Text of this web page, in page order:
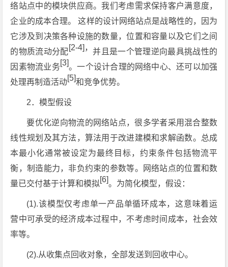
络站点中的模块供应商。我们考虑需求保持客户满意度，
企业的成本合理。 这样的设计网络站点是战略性的，因为
它涉及到决策各种设施的数量，位置和容量以及它们之间
的物质流动分配[2-4]， 并且是一个管理逆向最具挑战性的
因素物流业务[3]。一个设计合理的网络中心、还可以加强
处理再制造活动[5]和竞争优势。
2．模型假设
要优化逆向物流的网络站点，很多学者采用混合整数
线性规划及其方法，算法用于改进建模和求解函数。总成
本最小化通常被设定为最终目标，约束条件包括物流平
衡，制造能力，非负约束的参数等。网络站点的位置和数
量已交付基于计算和模拟[6]。为简化模型，假设：
(1).该模型仅考虑单一产品单循环成本，这意味着运
营中可承受的经济成本过程中，不考虑时间成本，社会效
率等。
(2).从收集点回收对象，全部发送到回收中心。